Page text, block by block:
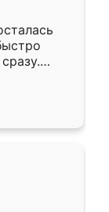
к
даже